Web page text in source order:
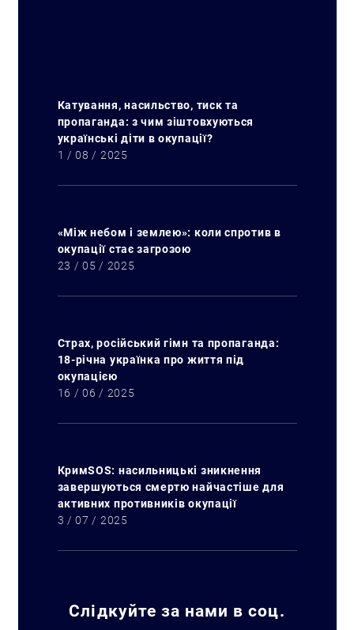
Катування, насильство, тиск та
пропаганда: з чим зіштовхуються
українські діти в окупації?
1 / 08 / 2025
«Між небом і землею»: коли спротив в
окупації стає загрозою
23 / 05 / 2025
Страх, російський гімн та пропаганда:
18-річна українка про життя під
окупацією
16 / 06 / 2025
КримSOS: насильницькі зникнення
завершуються смертю найчастіше для
активних противників окупації
3 / 07 / 2025
Слідкуйте за нами в соц.